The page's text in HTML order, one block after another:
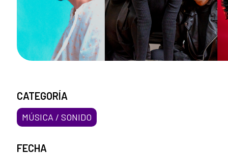
CATEGORÍA
MÚSICA / SONIDO
FECHA